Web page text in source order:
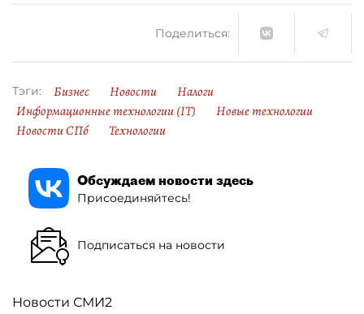
Поделиться:
Тэги: Бизнес Новости
Налоги
Информационные технологии (IT)
Новые технологии
Новости СПб
Технологии
Обсуждаем новости здесь
Присоединяйтесь!
Подписаться на новости
Новости СМИ2